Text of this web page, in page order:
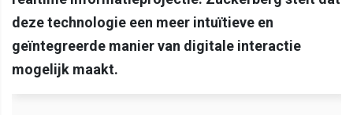
deze technologie een meer intuïtieve en
geïntegreerde manier van digitale interactie
mogelijk maakt.​